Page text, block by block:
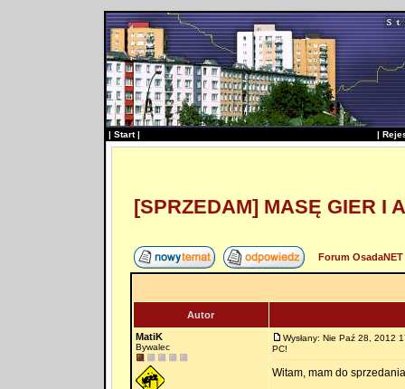
| Start| |
[SPRZEDAM] MASĘ GIER I
Forum
Autor
MatiK
Bywalec
Wysłany: Nie Paź 28, 2012
PC!
Witam, mam do sprzedania